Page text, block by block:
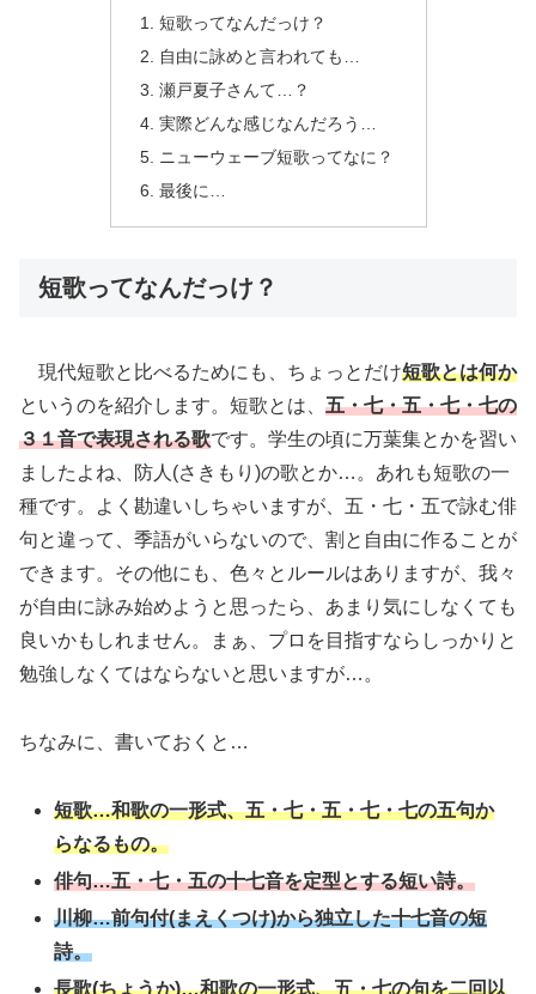
短歌ってなんだっけ？
自由に詠めと言われても…
瀬戸夏子さんて…？
実際どんな感じなんだろう…
ニューウェーブ短歌ってなに？
最後に…
短歌ってなんだっけ？
現代短歌と比べるためにも、ちょっとだけ短歌とは何か
というのを紹介します。短歌とは、 五・七・五・七・七の
３１音で表現される歌です。学生の頃に万葉集とかを習い
ましたよね、防人(さきもり)の歌とか…。あれも短歌の一
種です。よく勘違いしちゃいますが、五・七・五で詠む俳
句と違って、季語がいらないので、割と自由に作ることが
できます。その他にも、色々とルールはありますが、我々
が自由に詠み始めようと思ったら、あまり気にしなくても
良いかもしれません。まぁ、プロを目指すならしっかりと
勉強しなくてはならないと思いますが…。
ちなみに、書いておくと…
短歌…和歌の一形式、五・七・五・七・七の五句か
らなるもの。
俳句…五・七・五の十七音を定型とする短い詩。
川柳…前句付(まえくつけ)から独立した十七音の短
詩。
長歌(ちょうか)…和歌の一形式、五・七の句を二回以